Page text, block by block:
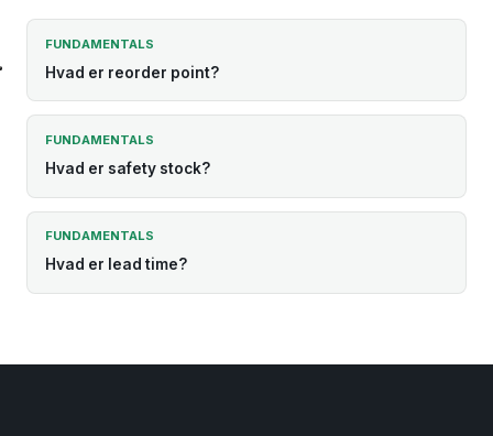
FUNDAMENTALS
Hvad er reorder point?
FUNDAMENTALS
Hvad er safety stock?
FUNDAMENTALS
Hvad er lead time?